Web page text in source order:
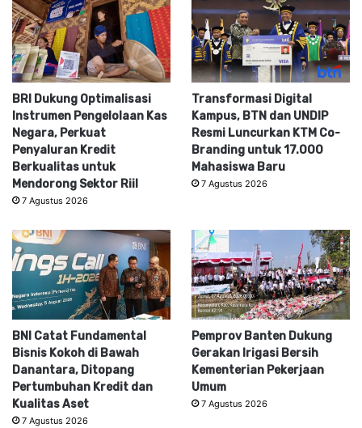
BRI Dukung Optimalisasi
Instrumen Pengelolaan Kas
Negara, Perkuat
Penyaluran Kredit
Berkualitas untuk
Mendorong Sektor Riil
7 Agustus 2026
Transformasi Digital
Kampus, BTN dan UNDIP
Resmi Luncurkan KTM Co-
Branding untuk 17.000
Mahasiswa Baru
7 Agustus 2026
BNI Catat Fundamental
Bisnis Kokoh di Bawah
Danantara, Ditopang
Pertumbuhan Kredit dan
Kualitas Aset
7 Agustus 2026
Pemprov Banten Dukung
Gerakan Irigasi Bersih
Kementerian Pekerjaan
Umum
7 Agustus 2026